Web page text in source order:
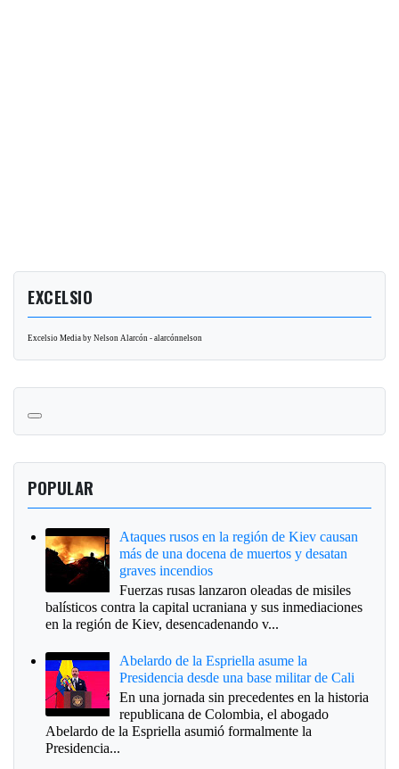
EXCELSIO
Excelsio Media by Nelson Alarcón - alarcónnelson
POPULAR
Ataques rusos en la región de Kiev causan
más de una docena de muertos y desatan
graves incendios
Fuerzas rusas lanzaron oleadas de misiles
balísticos contra la capital ucraniana y sus inmediaciones
en la región de Kiev, desencadenando v...
Abelardo de la Espriella asume la
Presidencia desde una base militar de Cali
En una jornada sin precedentes en la historia
republicana de Colombia, el abogado
Abelardo de la Espriella asumió formalmente la
Presidencia...